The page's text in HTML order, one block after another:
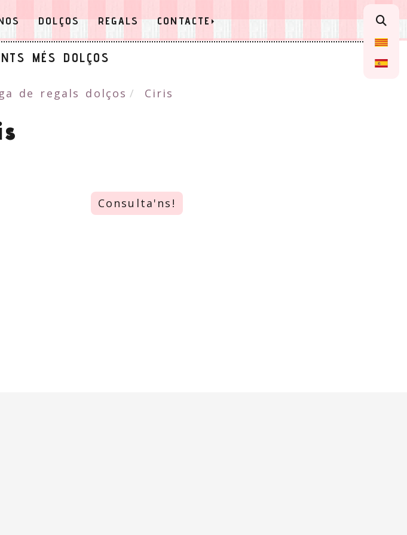
DOLÇOS REGALS CONTACTE
MÉS DOLÇOS
de regals dolços Ciris
Consulta'ns!